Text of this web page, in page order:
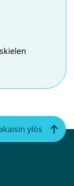
ylös